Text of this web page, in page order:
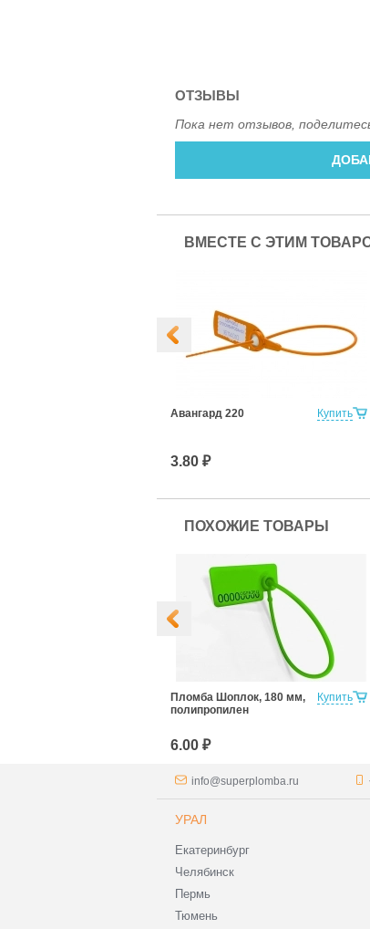
ОТЗЫВЫ
Пока нет отзывов,
ВМЕСТЕ С ЭТИМ
Купить
Авангард 220
3.80 ₽
ПОХОЖИЕ ТОВАРЫ
Купить
Пломба Шоплок, 180 мм,
полипропилен
6.00 ₽
info@superplomba.ru
УРАЛ
Екатеринбург
Челябинск
Пермь
Тюмень